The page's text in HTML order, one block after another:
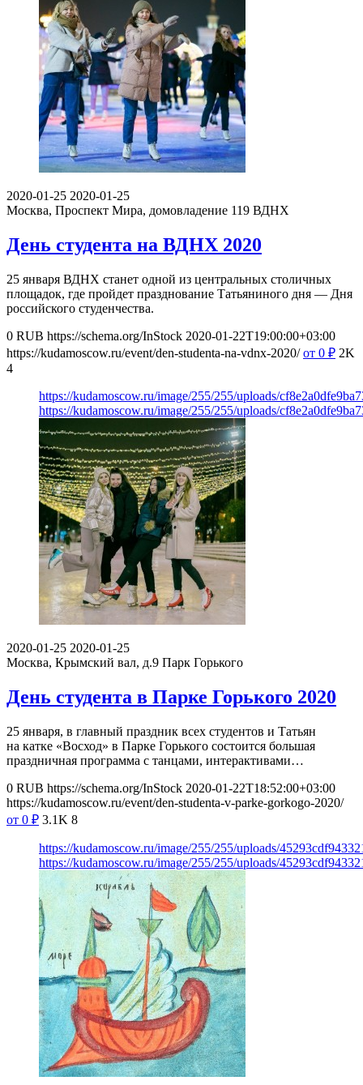
2020-01-25 2020-01-25
Москва, Проспект Мира, домовладение 119 ВДНХ
День студента на ВДНХ 2020
25 января ВДНХ станет одной из центральных столичных
площадок, где пройдет празднование Татьяниного дня — Дня
российского студенчества.
0 RUB https://schema.org/InStock 2020-01-22T19:00:00+03:00
https://kudamoscow.ru/event/den-studenta-na-vdnx-2020/ от 0 ₽ 2K
4
https://kudamoscow.ru/image/255/255/uploads/
https://kudamoscow.ru/image/255/255/uploads/
2020-01-25 2020-01-25
Москва, Крымский вал, д.9 Парк Горького
День студента в Парке Горького 2020
25 января, в главный праздник всех студентов и Татьян
на катке «Восход» в Парке Горького состоится большая
праздничная программа с танцами, интерактивами…
0 RUB https://schema.org/InStock 2020-01-22T18:52:00+03:00
https://kudamoscow.ru/event/den-studenta-v-parke-gorkogo-2020/
от 0 ₽ 3.1K 8
https://kudamoscow.ru/image/255/255/uploads/
https://kudamoscow.ru/image/255/255/uploads/